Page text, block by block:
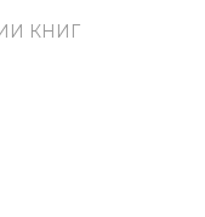
КНИГ